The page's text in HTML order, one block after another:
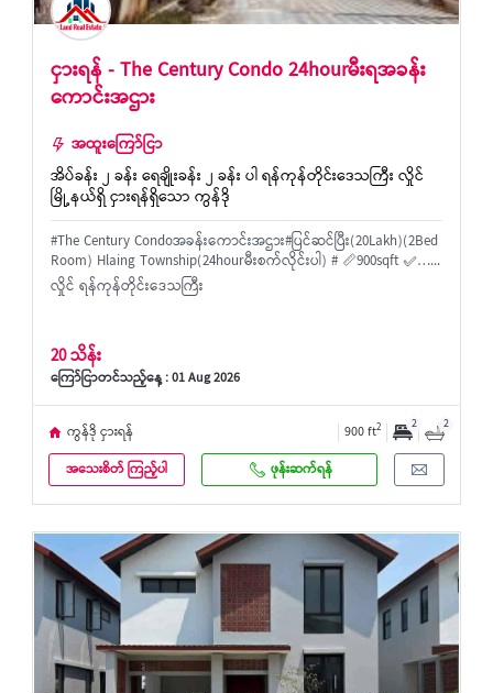
ငှားရန် - The Century Condo 24hourမီးရအခန်း
ကောင်းအဌား
အထူးကြော်ငြာ
အိပ်ခန်း ၂ ခန်း ရေချိုးခန်း ၂ ခန်း ပါ ရန်ကုန်တိုင်းဒေသကြီး လှိုင်
မြို့နယ်ရှိ ငှားရန်ရှိသော ကွန်ဒို
#The Century Condoအခန်းကောင်းအဌား#ပြင်ဆင်ပြီး(20Lakh)(2Bed
Room) Hlaing Township(24hourမီးစက်လိုင်းပါ) # 📏900sqft ✅…...
လှိုင် ရန်ကုန်တိုင်းဒေသကြီး
20 သိန်း
ကြော်ငြာတင်သည့်နေ့ : 01 Aug 2026
ကွန်ဒို ငှားရန် 900 ft2 2 2
အသေးစိတ် ကြည့်ပါ ဖုန်းဆက်ရန်